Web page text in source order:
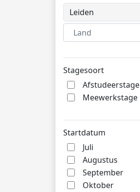
Land
Stagesoort
Afstudeerstage
Meewerkstage
Startdatum
Juli
Augustus
September
Oktober